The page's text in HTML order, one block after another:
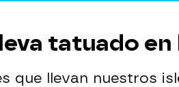
tatuado
que llevan nuestros